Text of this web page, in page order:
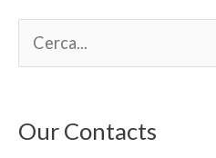
e
c
Our Contacts